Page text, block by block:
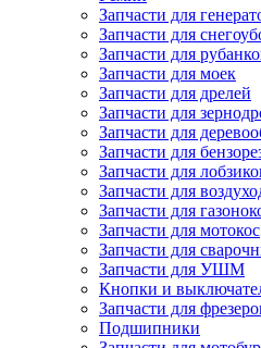
Запчасти для
Запчасти для
Запчасти для
Запчасти для моек
Запчасти для дрелей
Запчасти для
Запчасти для
Запчасти для
Запчасти для
Запчасти для
Запчасти для
Запчасти для мотокос
Запчасти для
Запчасти для УШМ
Кнопки и
Запчасти для
Подшипники